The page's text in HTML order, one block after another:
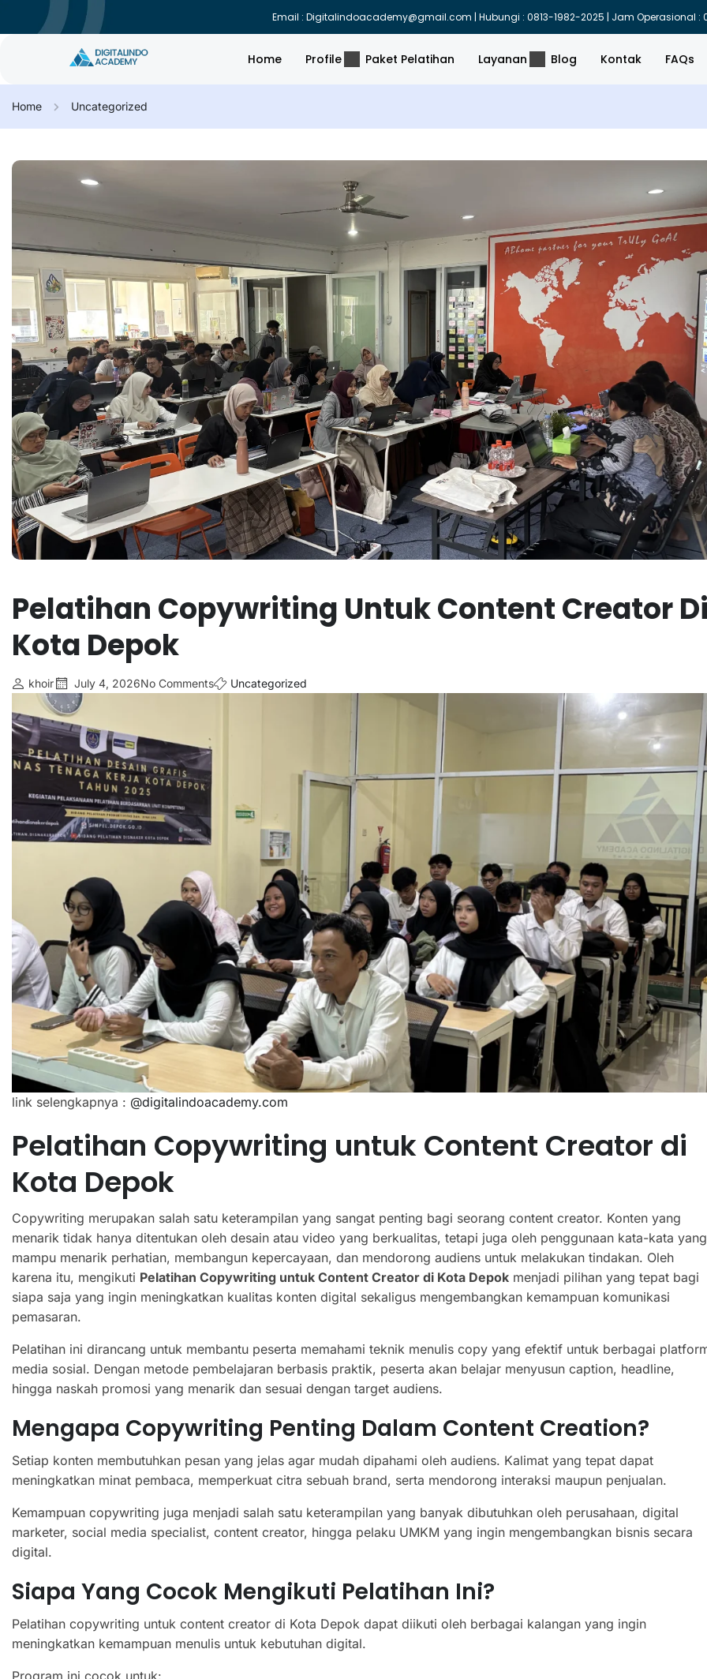
Email : Digitalindoacademy@gmail.com | Hubungi : 0813-1982-2025 | Jam Operasional :
Home Profile Paket Pelatihan Layanan Blog Kontak FAQs
Home Uncategorized
Pelatihan Copywriting Untuk Content Creator
Kota Depok
khoir July 4, 2026No Comments Uncategorized
link selengkapnya : @digitalindoacademy.com
Pelatihan Copywriting untuk Content Creator di
Kota Depok
Copywriting merupakan salah satu keterampilan yang sangat penting bagi seorang content creator. Konten yang
menarik tidak hanya ditentukan oleh desain atau video yang berkualitas, tetapi juga oleh penggunaan kata-kata yang
mampu menarik perhatian, membangun kepercayaan, dan mendorong audiens untuk melakukan tindakan. Oleh
karena itu, mengikuti Pelatihan Copywriting untuk Content Creator di Kota Depok menjadi pilihan yang tepat bagi
siapa saja yang ingin meningkatkan kualitas konten digital sekaligus mengembangkan kemampuan komunikasi
pemasaran.
Pelatihan ini dirancang untuk membantu peserta memahami teknik menulis copy yang efektif untuk berbagai
media sosial. Dengan metode pembelajaran berbasis praktik, peserta akan belajar menyusun caption, headline,
hingga naskah promosi yang menarik dan sesuai dengan target audiens.
Mengapa Copywriting Penting Dalam Content Creation?
Setiap konten membutuhkan pesan yang jelas agar mudah dipahami oleh audiens. Kalimat yang tepat dapat
meningkatkan minat pembaca, memperkuat citra sebuah brand, serta mendorong interaksi maupun penjualan.
Kemampuan copywriting juga menjadi salah satu keterampilan yang banyak dibutuhkan oleh perusahaan, digital
marketer, social media specialist, content creator, hingga pelaku UMKM yang ingin mengembangkan bisnis secara
digital.
Siapa Yang Cocok Mengikuti Pelatihan Ini?
Pelatihan copywriting untuk content creator di Kota Depok dapat diikuti oleh berbagai kalangan yang ingin
meningkatkan kemampuan menulis untuk kebutuhan digital.